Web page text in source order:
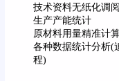
技术资料无纸化调阅
生产产能统计
原材料用量精准计
各种数据统计分析(
程)